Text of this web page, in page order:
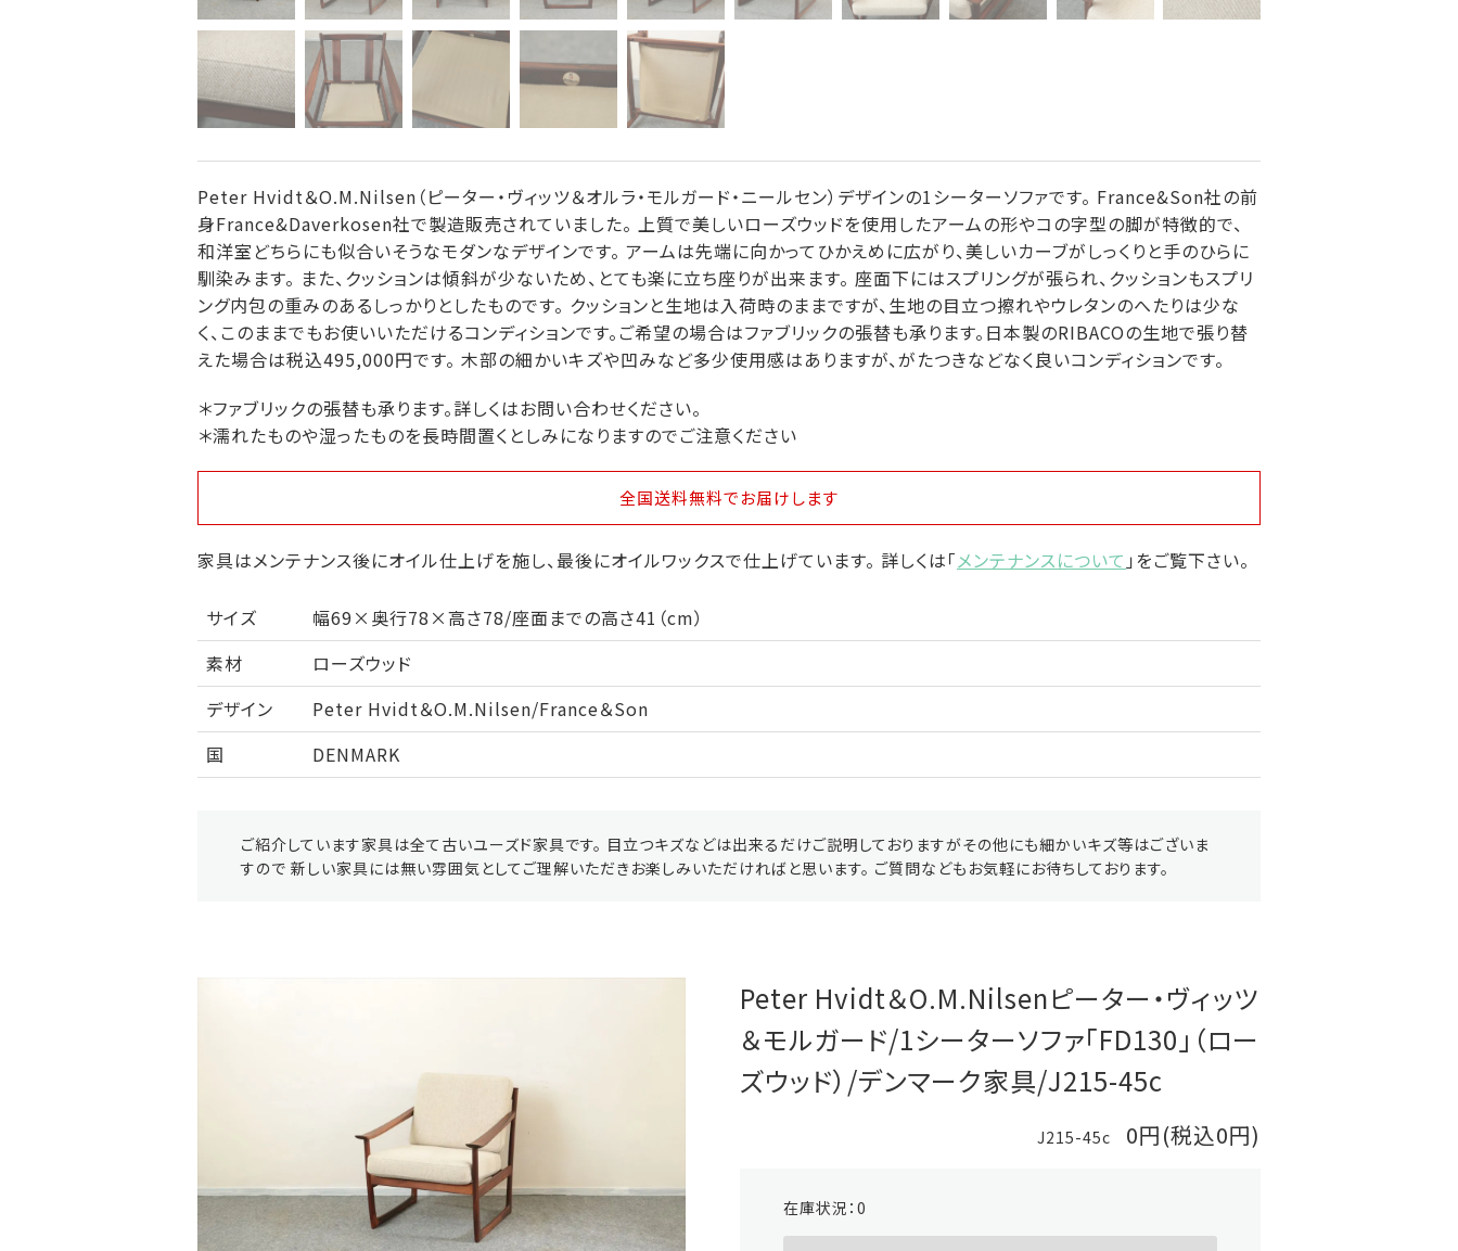
Peter Hvidt＆O.M.Nilsen（ピーター・ヴィッツ＆オルラ・モルガード・ニールセン）デザインの1シーターソファです。 France&Son社の前
身France&Daverkosen社で製造販売されていました。 上質で美しいローズウッドを使用したアームの形やコの字型の脚が特徴的で、
和洋室どちらにも似合いそうなモダンなデザインです。 アームは先端に向かってひかえめに広がり、美しいカーブがしっくりと手のひらに
馴染みます。 また、クッションは傾斜が少ないため、とても楽に立ち座りが出来ます。 座面下にはスプリングが張られ、クッションもスプリ
ング内包の重みのあるしっかりとしたものです。 クッションと生地は入荷時のままですが、生地の目立つ擦れやウレタンのへたりは少な
く、このままでもお使いいただけるコンディションです。ご希望の場合はファブリックの張替も承ります。日本製のRIBACOの生地で張り替
えた場合は税込495,000円です。 木部の細かいキズや凹みなど多少使用感はありますが、がたつきなどなく良いコンディションです。
＊ファブリックの張替も承ります。詳しくはお問い合わせください。
＊濡れたものや湿ったものを長時間置くとしみになりますのでご注意ください
全国送料無料でお届けします
家具はメンテナンス後にオイル仕上げを施し、最後にオイルワックスで仕上げています。 詳しくは「メンテナンスについて 」をご覧下さい。
サイズ
幅69×奥行78×高さ78/座面までの高さ41（cm）
素材
ローズウッド
デザイン
Peter Hvidt＆O.M.Nilsen/France＆Son
国
DENMARK
ご紹介しています家具は全て古いユーズド家具です。 目立つキズなどは出来るだけご説明しておりますがその他にも細かいキズ等はございま
すので 新しい家具には無い雰囲気としてご理解いただきお楽しみいただければと思います。 ご質問などもお気軽にお待ちしております。
Peter Hvidt＆O.M.Nilsenピーター・ヴィッツ
＆モルガード/1シーターソファ「FD130」（ロー
ズウッド）/デンマーク家具/J215-45c
J215-45c 0円(税込0円)
在庫状況： 0